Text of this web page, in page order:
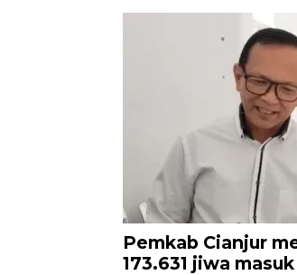
Pemkab Cianjur
173.631 jiwa